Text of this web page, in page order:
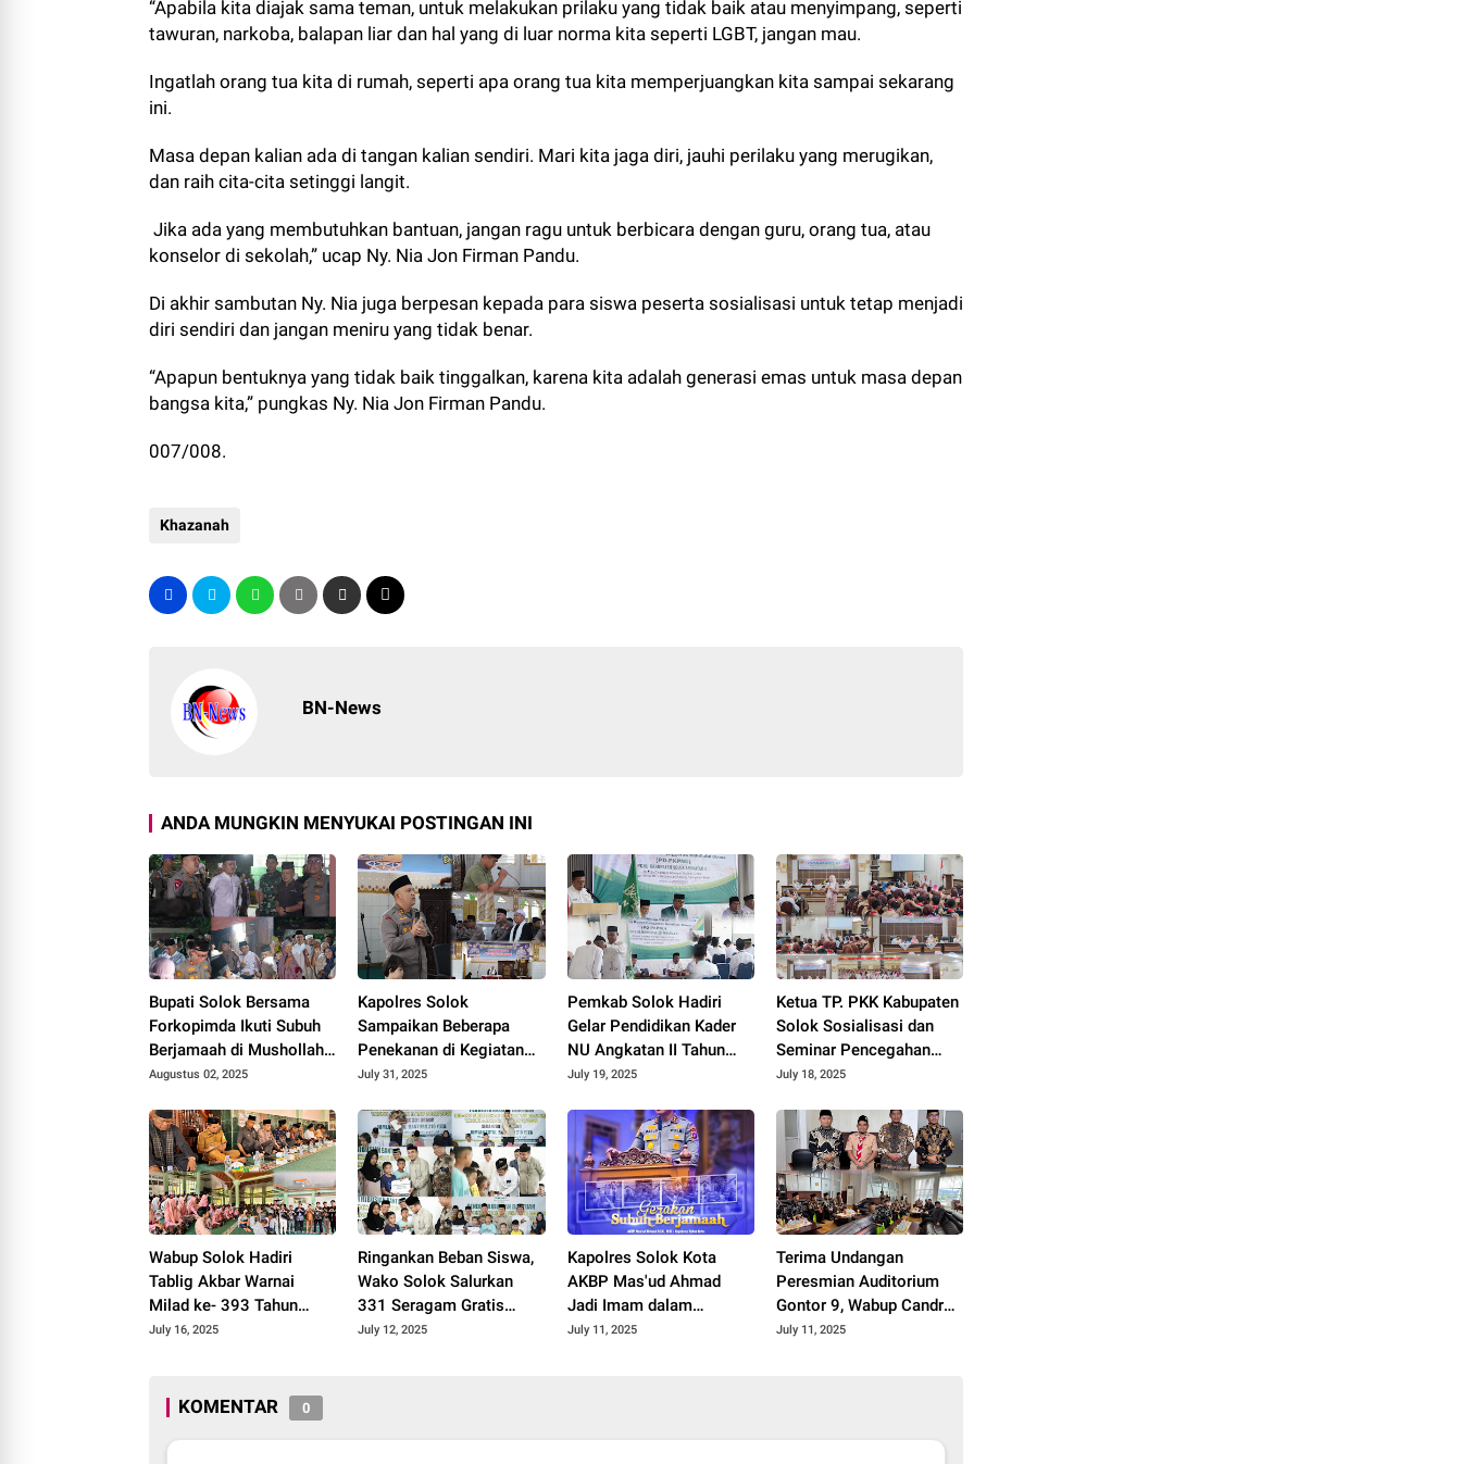
“Apabila kita diajak sama teman, untuk melakukan prilaku yang tidak baik atau menyimpang, seperti
tawuran, narkoba, balapan liar dan hal yang di luar norma kita seperti LGBT, jangan mau.
Ingatlah orang tua kita di rumah, seperti apa orang tua kita memperjuangkan kita sampai sekarang
ini.
Masa depan kalian ada di tangan kalian sendiri. Mari kita jaga diri, jauhi perilaku yang merugikan,
dan raih cita-cita setinggi langit.
Jika ada yang membutuhkan bantuan, jangan ragu untuk berbicara dengan guru, orang tua, atau
konselor di sekolah,” ucap Ny. Nia Jon Firman Pandu.
Di akhir sambutan Ny. Nia juga berpesan kepada para siswa peserta sosialisasi untuk tetap menjadi
diri sendiri dan jangan meniru yang tidak benar.
“Apapun bentuknya yang tidak baik tinggalkan, karena kita adalah generasi emas untuk masa depan
bangsa kita,” pungkas Ny. Nia Jon Firman Pandu.
007/008.
Khazanah
BN-News
ANDA MUNGKIN MENYUKAI POSTINGAN INI
Bupati Solok Bersama
Forkopimda Ikuti Subuh
Berjamaah di Mushollah
Nurussalam.
Augustus 02, 2025
Kapolres Solok
Sampaikan Beberapa
Penekanan di Kegiatan
Bintohtal Polres Solok
July 31, 2025
Pemkab Solok Hadiri
Gelar Pendidikan Kader
NU Angkatan II Tahun
2025.
July 19, 2025
Ketua TP. PKK Kabupaten
Solok Sosialisasi dan
Seminar Pencegahan
Bahaya LGBT di Kalangan
Bangsa 2025.
July 18, 2025
Wabup Solok Hadiri
Tablig Akbar Warnai
Milad ke- 393 Tahun
2025 di Nagari
July 16, 2025
Ringankan Beban Siswa,
Wako Solok Salurkan
331 Seragam Gratis
bersama BAZNAS 2025.
July 12, 2025
Kapolres Solok Kota
AKBP Mas'ud Ahmad
Jadi Imam dalam
Gerakan Sholat Subuh
July 11, 2025
Terima Undangan
Peresmian Auditorium
Gontor 9, Wabup Candra
Apresiasi Kiprah Ponpes
July 11, 2025
KOMENTAR 0